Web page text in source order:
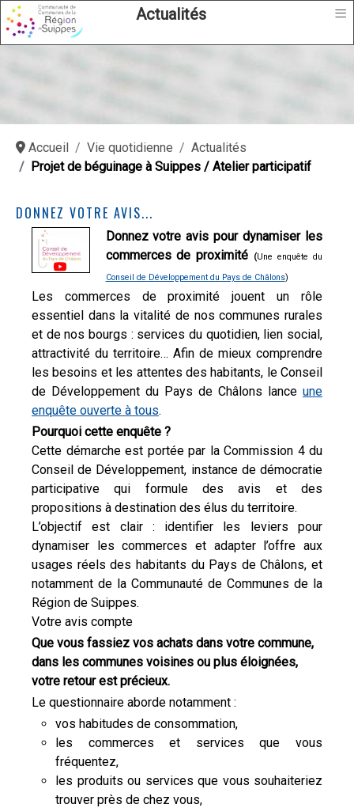
Actualités ≡
Accueil Vie quotidienne
Actualités
Projet de béguinage à Suippes / Atelier participatif
DONNEZ VOTRE AVIS...
Donnez votre avis pour dynamiser les
commerces de proximité
(Une enquête du
Conseil de Développement du Pays de Châlons)
Les commerces de proximité jouent un rôle
essentiel dans la vitalité de nos communes rurales
et de nos bourgs : services du quotidien, lien social,
attractivité du territoire… Afin de mieux comprendre
les besoins et les attentes des habitants, le Conseil
de Développement du Pays de Châlons lance une
enquête ouverte à tous.
Pourquoi cette enquête ?
Cette démarche est portée par la Commission 4 du
Conseil de Développement, instance de démocratie
participative qui formule des avis et des
propositions à destination des élus du territoire.
L’objectif est clair : identifier les leviers pour
dynamiser les commerces et adapter l’offre aux
usages réels des habitants du Pays de Châlons, et
notamment de la Communauté de Communes de la
Région de Suippes.
Votre avis compte
Que vous fassiez vos achats dans votre commune,
dans les communes voisines ou plus éloignées,
votre retour est précieux.
Le questionnaire aborde notamment :
vos habitudes de consommation,
les commerces et services que vous
fréquentez,
les produits ou services que vous souhaiteriez
trouver près de chez vous,